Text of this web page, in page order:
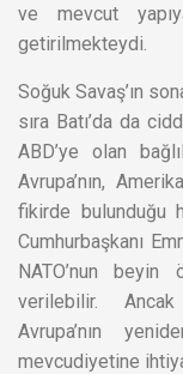
ve mevcut
getirilmekteydi.
Soğuk Savaş’ın
sıra Batı’da da
ABD’ye olan
Avrupa’nın,
fikirde bulunduğu
Cumhurbaşkanı
NATO’nun
verilebilir. Ancak
Avrupa’nın
mevcudiyetine